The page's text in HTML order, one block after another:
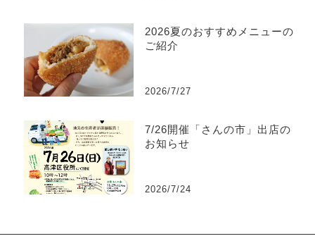
2026夏のおすすめメニューの
ご紹介
2026/7/27
7/26開催「さんの市」出店の
お知らせ
2026/7/24